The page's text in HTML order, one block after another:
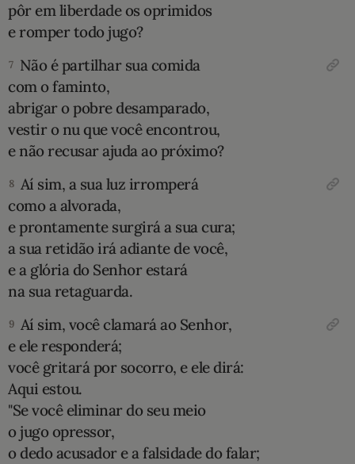
pôr em liberdade os oprimidos
e romper todo jugo?
7 Não é partilhar sua comida
com o faminto,
abrigar o pobre desamparado,
vestir o nu que você encontrou,
e não recusar ajuda ao próximo?
8 Aí sim, a sua luz irromperá
como a alvorada,
e prontamente surgirá a sua cura;
a sua retidão irá adiante de você,
e a glória do Senhor estará
na sua retaguarda.
9 Aí sim, você clamará ao Senhor,
e ele responderá;
você gritará por socorro, e ele dirá:
Aqui estou.
"Se você eliminar do seu meio
o jugo opressor,
o dedo acusador e a falsidade do falar;